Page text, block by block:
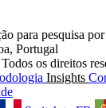
para pesquisa
Portugal
os direitos
Insights